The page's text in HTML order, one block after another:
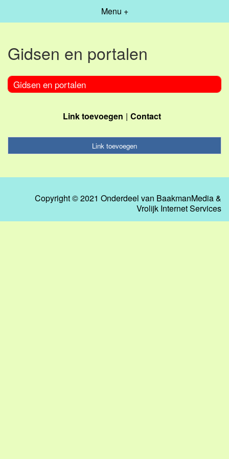
Menu +
Gidsen en portalen
Gidsen en portalen
Link toevoegen Contact
Link toevoegen
Copyright © 2021 Onderdeel van BaakmanMedia&
Vrolijk Internet Services